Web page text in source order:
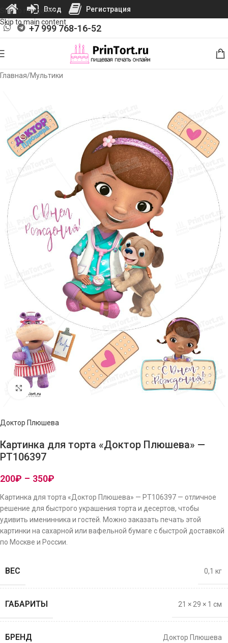
Skip to navigation
Skip to main content
+7 999 768-16-52
Главная/Мультики
Нажмите, чтобы увеличить изображение
Доктор Плюшева
Картинка для торта «Доктор Плюшева» —
PT106397
200₽ – 350₽
Картинка для торта «Доктор Плюшева» — PT106397 — отличное
решение для быстрого украшения торта и десертов, чтобы
удивить именинника и гостей. Можно заказать печать этой
картинки на сахарной или вафельной бумаге с быстрой доставкой
по Москве и России.
ВЕС 0,1 кг
ГАБАРИТЫ 21 × 29 × 1 см
БРЕНД Доктор Плюшева
Вход Регистрация